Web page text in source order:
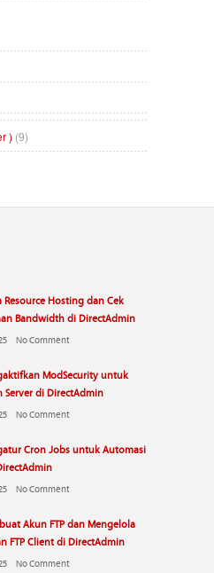
) (9)
Resource Hosting dan Cek
Bandwidth di DirectAdmin
No Comment
ModSecurity untuk
Server di DirectAdmin
No Comment
Cron Jobs untuk Automasi
No Comment
Akun FTP dan Mengelola
FTP Client di DirectAdmin
No Comment